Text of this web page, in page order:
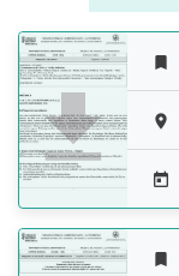




